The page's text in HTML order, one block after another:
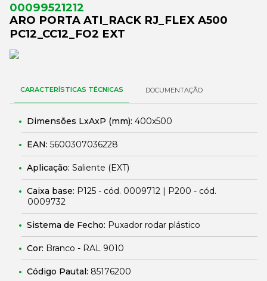
00099521212
ARO PORTA ATI_RACK RJ_FLEX A500
PC12_CC12_FO2 EXT
CARACTERÍSTICAS TÉCNICAS DOCUMENTAÇÃO
Dimensões LxAxP (mm): 400x500
EAN: 5600307036228
Aplicação: Saliente (EXT)
Caixa base: P125 - cód. 0009712 | P200 - cód.
0009732
Sistema de Fecho: Puxador rodar plástico
Cor: Branco - RAL 9010
Código Pautal: 85176200